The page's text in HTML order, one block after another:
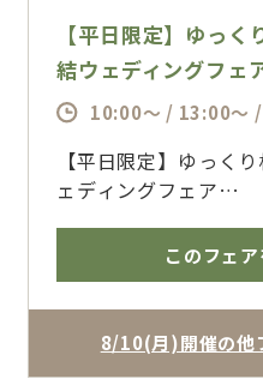
【平日限定】ゆっ
結ウェディングフェ
10:00～ / 13:00～
【平日限定】ゆっく
ェディングフェア
ア。ザ・フォレスト
駅直結の好立地、地
ゲストに喜ばれる料
一日で体験できます
同席、他会場との比
このフェ
8/10(月)開催の他